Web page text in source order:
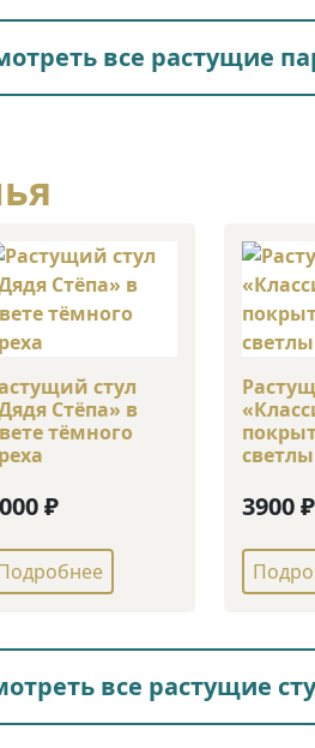
все растущие
стул
Стёпа» в
тёмного
₽ 3900 ₽
все растущие